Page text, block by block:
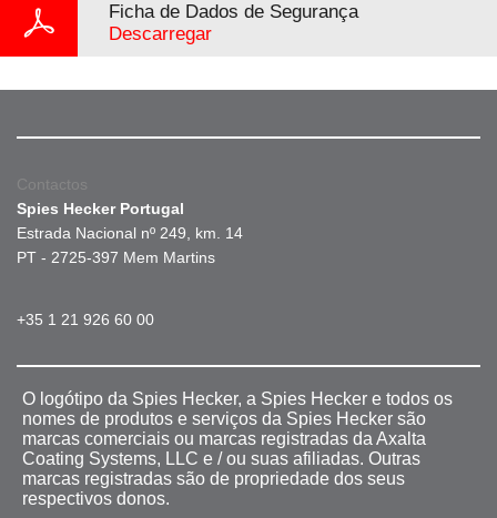
Ficha de Dados de Segurança
Descarregar
Contactos
Spies Hecker Portugal
Estrada Nacional nº 249, km. 14
PT - 2725-397 Mem Martins
+35 1 21 926 60 00
O logótipo da Spies Hecker, a Spies Hecker e todos os
nomes de produtos e serviços da Spies Hecker são
marcas comerciais ou marcas registradas da Axalta
Coating Systems, LLC e / ou suas afiliadas. Outras
marcas registradas são de propriedade dos seus
respectivos donos.